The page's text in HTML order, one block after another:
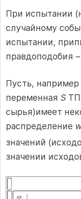
При испытании
случайному
испытании,
правдоподобия
Пусть,
переменная S
сырья)имеет
распределение
значений
значении